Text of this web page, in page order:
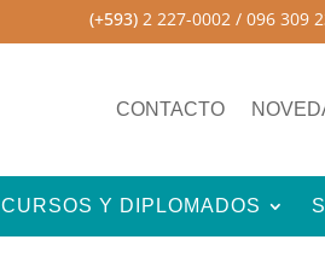
(+593)2 227-0002 / 096 309
CONTACTO
CURSOS Y DIPLOMADOS